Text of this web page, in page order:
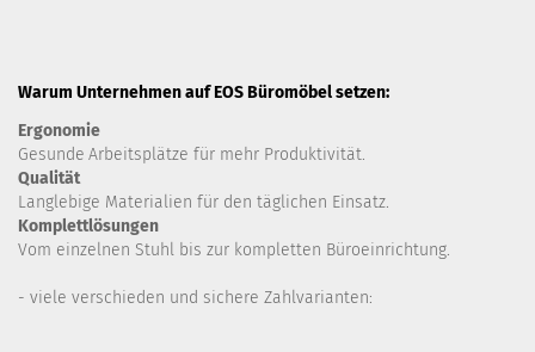
Warum Unternehmen auf EOS Büromöbel setzen:
Ergonomie
Gesunde Arbeitsplätze für mehr Produktivität.
Qualität
Langlebige Materialien für den täglichen Einsatz.
Komplettlösungen
Vom einzelnen Stuhl bis zur kompletten Büroeinrichtung.
- viele verschieden und sichere Zahlvarianten: